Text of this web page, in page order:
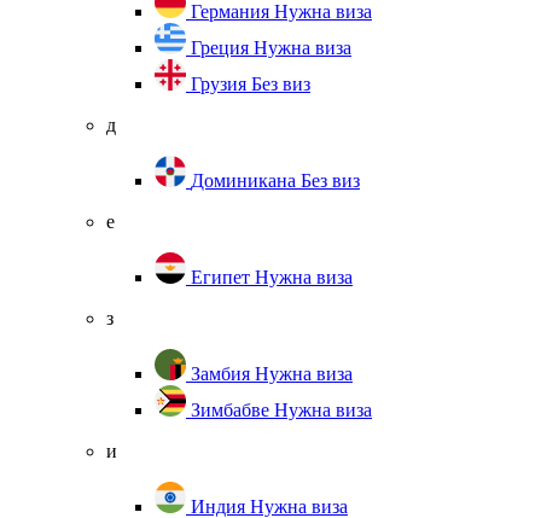
Германия Нужна виза
Греция Нужна виза
Грузия Без виз
д
Доминикана Без виз
е
Египет Нужна виза
з
Замбия Нужна виза
Зимбабве Нужна виза
и
Индия Нужна виза